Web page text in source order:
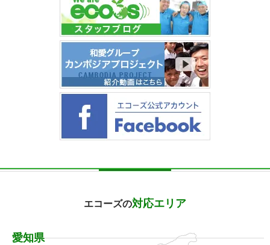
エコーズの対応エリア
愛知県